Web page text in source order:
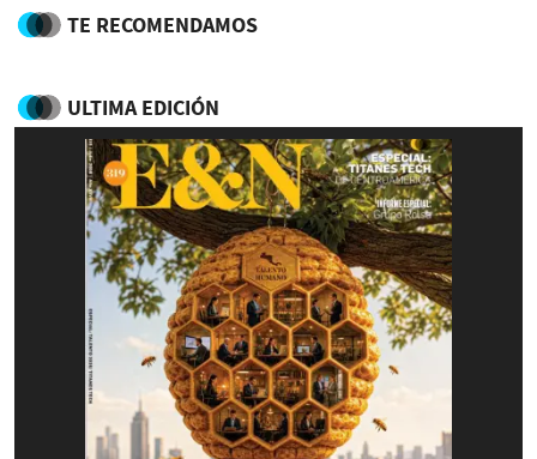
TE RECOMENDAMOS
ULTIMA EDICIÓN